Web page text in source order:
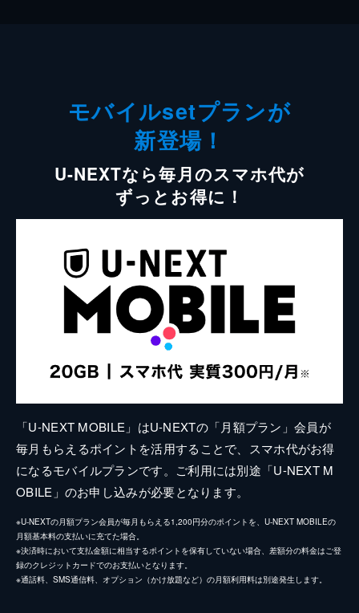
モバイルsetプランが
新登場！
U-NEXTなら毎月のスマホ代が
ずっとお得に！
「U-NEXT MOBILE」はU-NEXTの「月額プラン」会員が
毎月もらえるポイントを活用することで、スマホ代がお得
になるモバイルプランです。ご利用には別途「U-NEXT M
OBILE」のお申し込みが必要となります。
※U-NEXTの月額プラン会員が毎月もらえる1,200円分のポイントを、U-NEXT MOBILEの
月額基本料の支払いに充てた場合。
※決済時において支払金額に相当するポイントを保有していない場合、差額分の料金はご登
録のクレジットカードでのお支払いとなります。
※通話料、SMS通信料、オプション（かけ放題など）の月額利用料は別途発生します。